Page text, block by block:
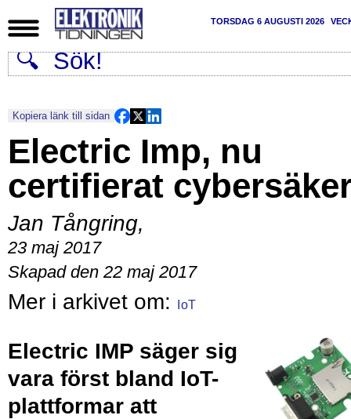
TORSDAG 6 AUGUSTI 2026
Kopiera länk till sidan
Electric Imp, nu
certifierat
Jan Tångring,
23 maj 2017
Skapad den 22 maj 2017
IoT
Electric IMP säger sig
vara först bland IoT-
plattformar att